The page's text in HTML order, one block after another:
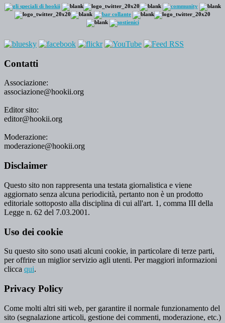
Contatti
Associazione:
associazione@hookii.org
Editor sito:
editor@hookii.org
Moderazione:
moderazione@hookii.org
Disclaimer
Questo sito non rappresenta una testata giornalistica e viene
aggiornato senza alcuna periodicità, pertanto non è un prodotto
editoriale sottoposto alla disciplina di cui all'art. 1, comma III della
Legge n. 62 del 7.03.2001.
Uso dei cookie
Su questo sito sono usati alcuni cookie, in particolare di terze parti,
per offrire un miglior servizio agli utenti. Per maggiori informazioni
clicca qui.
Privacy Policy
Come molti altri siti web, per garantire il normale funzionamento del
sito (segnalazione articoli, gestione dei commenti, moderazione, etc.)